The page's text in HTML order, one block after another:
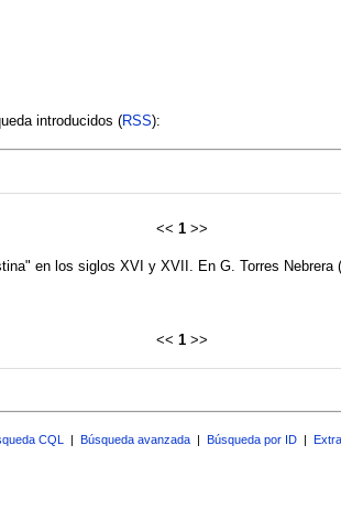
introducidos (RSS):
<< 1>>
en los siglos XVI y XVII. En G. Torres Nebrera
<< 1>>
CQL | Búsqueda avanzada | Búsqueda por ID |